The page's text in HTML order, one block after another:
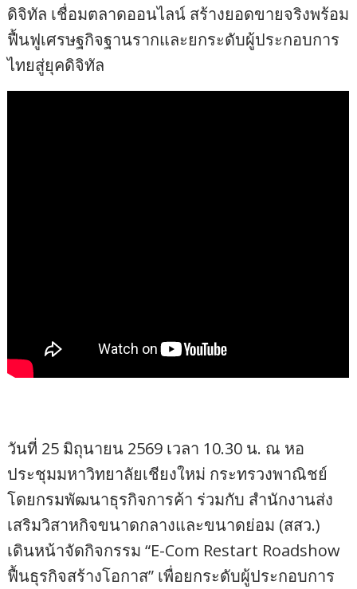
ดิจิทัล เชื่อมตลาดออนไลน์ สร้างยอดขายจริงพร้อม
ฟื้นฟูเศรษฐกิจฐานรากและยกระดับผู้ประกอบการ
ไทยสู่ยุคดิจิทัล
วันที่ 25 มิถุนายน 2569 เวลา 10.30 น. ณ หอ
ประชุมมหาวิทยาลัยเชียงใหม่ กระทรวงพาณิชย์
โดยกรมพัฒนาธุรกิจการค้า ร่วมกับ สำนักงานส่ง
เสริมวิสาหกิจขนาดกลางและขนาดย่อม (สสว.)
เดินหน้าจัดกิจกรรม “E-Com Restart Roadshow
ฟื้นธุรกิจสร้างโอกาส” เพื่อยกระดับผู้ประกอบการ